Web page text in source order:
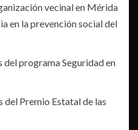
vecinal en Mérida
en la prevención social del
programa Seguridad en
del Premio Estatal de las